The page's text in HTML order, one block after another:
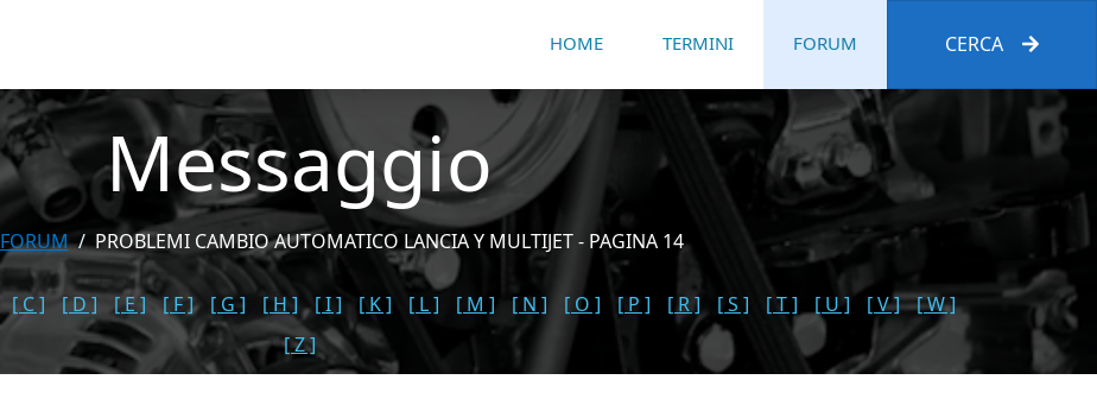
HOME TERMINI FORUM CERCA
Messaggio
FORUM PROBLEMI CAMBIO AUTOMATICO LANCIA Y MULTIJET - PAGINA 14
[ C ] [ D ] [ E ] [ F ] [ G ] [ H ] [ I ] [ K ] [ L ] [ M ] [ N ] [ O ] [ P ] [ R ] [ S ] [ T ] [ U ] [ V ]
[ W ]
[ Z ]